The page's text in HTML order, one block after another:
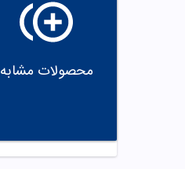
محصولات مشابه